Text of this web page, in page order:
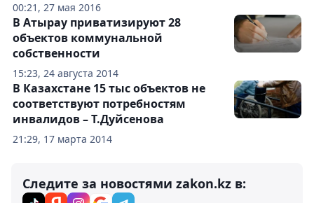
00:21, 27 мая 2016
15:23, 24 августа 2014
В Атырау приватизируют 28
объектов коммунальной
собственности
21:29, 17 марта 2014
В Казахстане 15 тыс объектов не
соответствуют потребностям
инвалидов – Т.Дуйсенова
Следите за новостями zakon.kz в: